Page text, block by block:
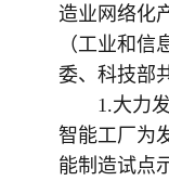
造业网络化
（工业和信
委、科技部
1.大力发
智能工厂为
能制造试点